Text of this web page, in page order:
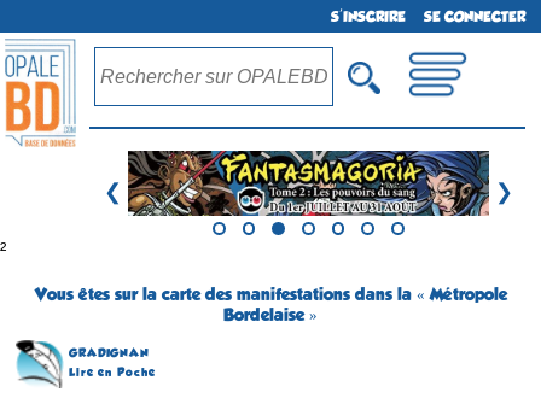
S'INSCRIRE SE CONNECTER
❮ ❯
²
Vous êtes sur la carte des manifestations dans la « Métropole
Bordelaise »
GRADIGNAN
Lire en Poche